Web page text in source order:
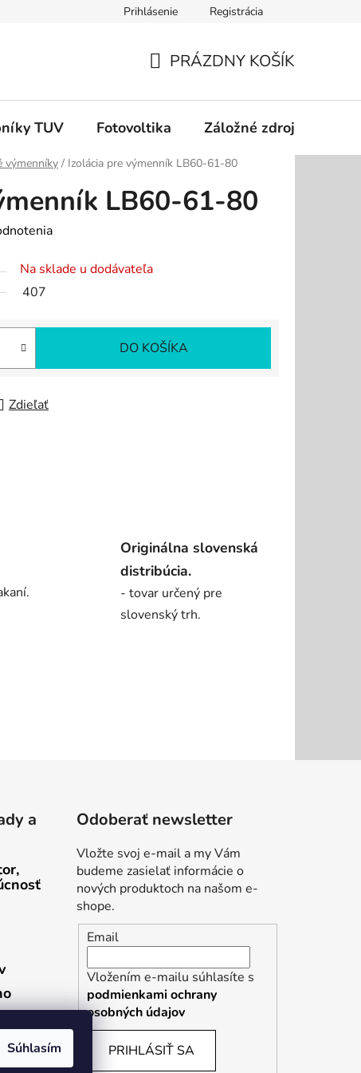
Súhlasím
Podmienky ochrany osobných údajov
Prihlásenie Registrácia
KOŠÍK
PRÁZDNY KOŠÍK
TUV Fotovoltika Záložné zdroje
výmenníky / Izolácia pre výmenník LB60-61-80
LB60-61-80
Na sklade u dodávateľa
407
DO KOŠÍKA
Zdieľať
Originálna slovenská
distribúcia.
- tovar určený pre
slovenský trh.
a
Odoberať newsletter
Vložte svoj e-mail a my Vám
budeme zasielať informácie o
nových produktoch na našom e-
shope.
Email
Vložením e-mailu súhlasíte s
podmienkami ochrany
osobných údajov
PRIHLÁSIŤ SA